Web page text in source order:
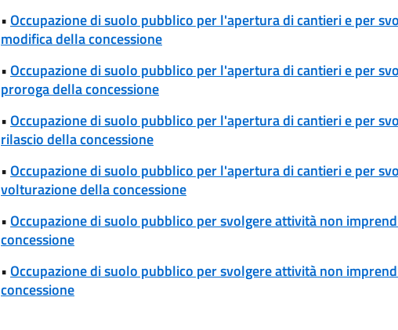
•Occupazione di suolo pubblico per l'apertura di cantieri e per
modifica della concessione
•Occupazione di suolo pubblico per l'apertura di cantieri e per
proroga della concessione
•Occupazione di suolo pubblico per l'apertura di cantieri e per
rilascio della concessione
•Occupazione di suolo pubblico per l'apertura di cantieri e per
volturazione della concessione
•Occupazione di suolo pubblico per svolgere attività non
concessione
•Occupazione di suolo pubblico per svolgere attività non
concessione